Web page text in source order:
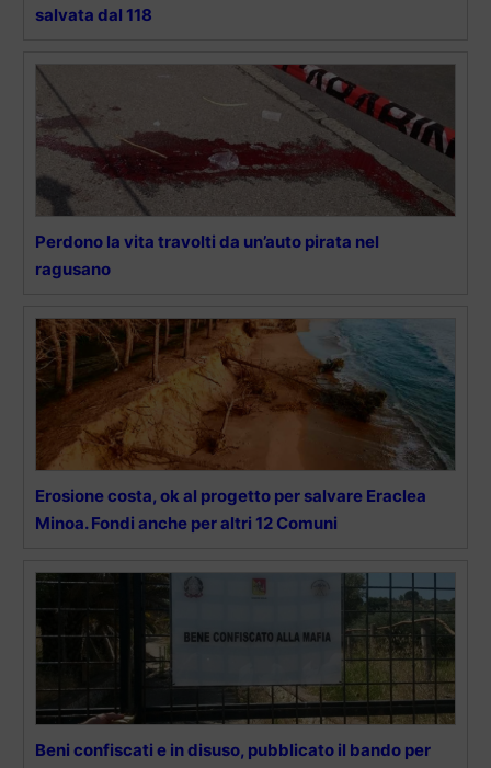
salvata dal 118
Perdono la vita travolti da un’auto pirata nel
ragusano
Erosione costa, ok al progetto per salvare Eraclea
Minoa. Fondi anche per altri 12 Comuni
Beni confiscati e in disuso, pubblicato il bando per